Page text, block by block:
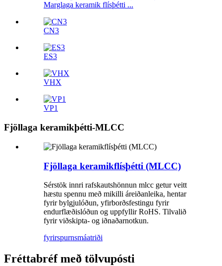
Marglaga keramik flísþétti ...
CN3
ES3
VHX
VP1
Fjöllaga keramikþétti-MLCC
Fjöllaga keramikflísþétti (MLCC)
Sérstök innri rafskautshönnun mlcc getur veitt
hæstu spennu með mikilli áreiðanleika, hentar
fyrir bylgjulóðun, yfirborðsfestingu fyrir
endurflæðislóðun og uppfyllir RoHS. Tilvalið
fyrir viðskipta- og iðnaðarnotkun.
fyrirspurnsmáatriði
Fréttabréf með tölvupósti